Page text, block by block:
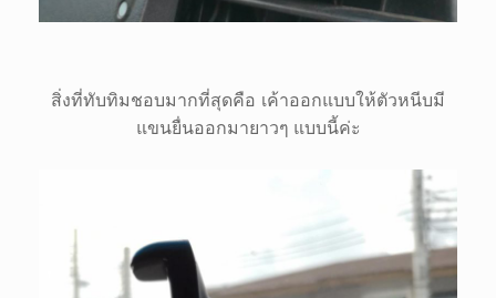
สิ่งที่ทับทิมชอบมากที่สุดคือ เค้าออกแบบให้ตัวหนีบมี
แขนยื่นออกมายาวๆ แบบนี้ค่ะ